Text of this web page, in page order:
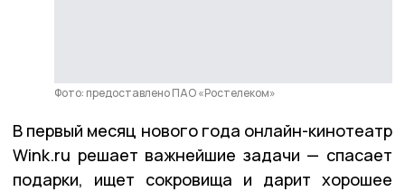
Фото: предоставлено ПАО «Ростелеком»
В первый месяц нового года онлайн-кинотеатр
Wink.ru решает важнейшие задачи — спасает
подарки, ищет сокровища и дарит хорошее